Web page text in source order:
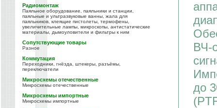
Радиомонтаж
Паяльное оборудование, паяльники и станции,
паяльные и ультразвуковые ванны, жала для
паяльников, клеящие пистолеты, термофены,
увеличительные лампы, микроскопы, антистатические
материалы, дымоуловители и фильтры к ним
Сопутствующие товары
Разное
Коммутация
Переходники, гнёзда, штекеры, разъёмы,
переключатели
Микросхемы отечественные
Микросхемы отечественные
Микросхемы импортные
Микросхемы импортные
ВЧ-
до